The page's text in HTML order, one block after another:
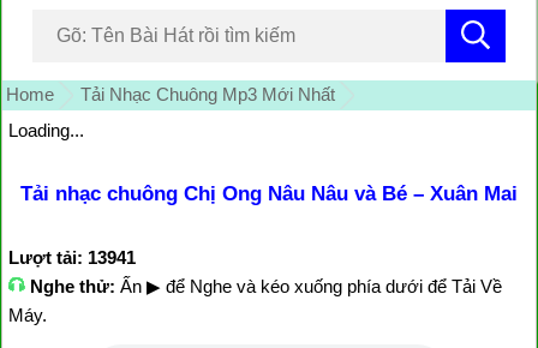
Home
Tải Nhạc Chuông Mp3 Mới Nhất
Loading...
Tải nhạc chuông Chị Ong Nâu Nâu và Bé – Xuân Mai
Lượt tải: 13941
Nghe thử: Ấn ▶ để Nghe và kéo xuống phía dưới để Tải Về
Máy.